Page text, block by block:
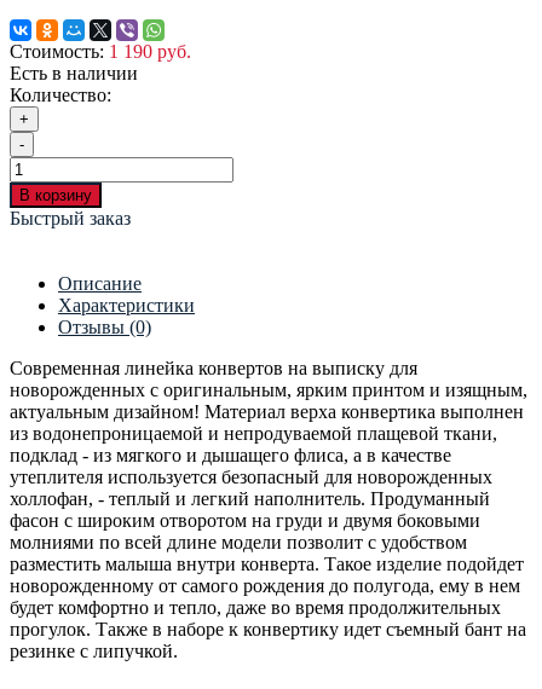
Стоимость: 1 190 руб.
Есть в наличии
Количество:
+
-
В корзину
Быстрый заказ
Описание
Характеристики
Отзывы (0)
Современная линейка конвертов на выписку для
новорожденных с оригинальным, ярким принтом и изящным,
актуальным дизайном! Материал верха конвертика выполнен
из водонепроницаемой и непродуваемой плащевой ткани,
подклад - из мягкого и дышащего флиса, а в качестве
утеплителя используется безопасный для новорожденных
холлофан, - теплый и легкий наполнитель. Продуманный
фасон с широким отворотом на груди и двумя боковыми
молниями по всей длине модели позволит с удобством
разместить малыша внутри конверта. Такое изделие подойдет
новорожденному от самого рождения до полугода, ему в нем
будет комфортно и тепло, даже во время продолжительных
прогулок. Также в наборе к конвертику идет съемный бант на
резинке с липучкой.